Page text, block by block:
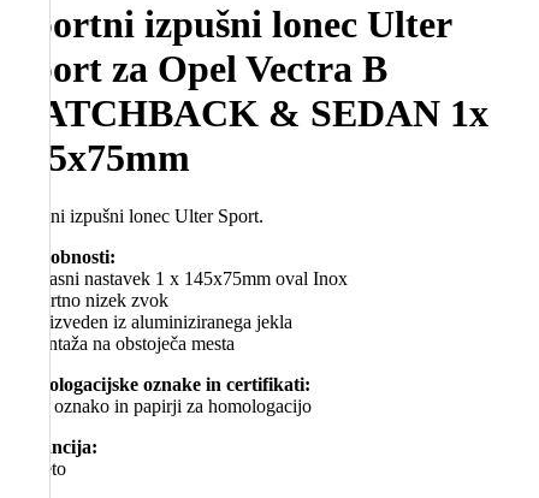
Športni izpušni lonec Ulter
Sport za Opel Vectra B
HATCHBACK & SEDAN 1x
145x75mm
Športni izpušni lonec Ulter Sport.
Podrobnosti:
– okrasni nastavek 1 x 145x75mm oval Inox
– športno nizek zvok
– proizveden iz aluminiziranega jekla
– montaža na obstoječa mesta
Homologacijske oznake in certifikati:
– z E oznako in papirji za homologacijo
Garancija:
– 1 leto